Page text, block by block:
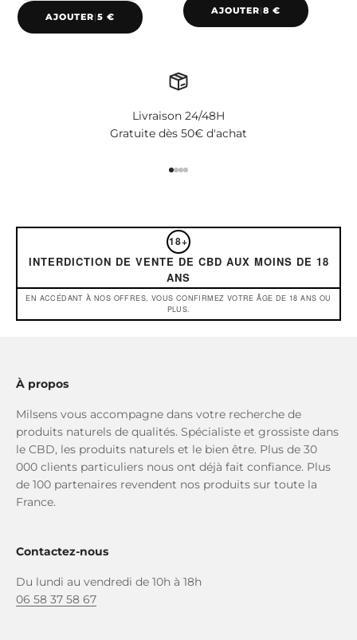
AJOUTER|5 €
AJOUTER|8 €
Livraison 24/48H
Gratuite dès 50€ d'achat
18+
INTERDICTION DE VENTE DE CBD AUX MOINS DE 18
ANS
EN ACCÉDANT À NOS OFFRES, VOUS CONFIRMEZ VOTRE ÂGE DE 18 ANS OU
PLUS.
À propos
Milsens vous accompagne dans votre recherche de
produits naturels de qualités. Spécialiste et grossiste dans
le CBD, les produits naturels et le bien être. Plus de 30
000 clients particuliers nous ont déjà fait confiance. Plus
de 100 partenaires revendent nos produits sur toute la
France.
Contactez-nous
Du lundi au vendredi de 10h à 18h
06 58 37 58 67